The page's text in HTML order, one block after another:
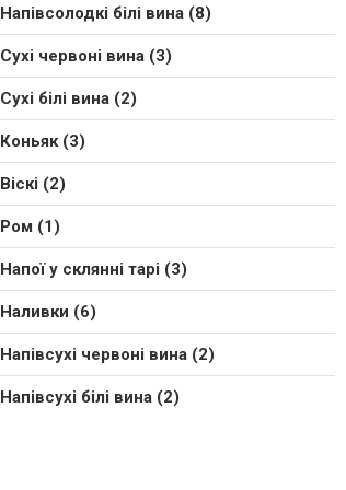
Напівсолодкі білі вина (8)
Сухі червоні вина (3)
Сухі білі вина (2)
Коньяк (3)
Віскі (2)
Ром (1)
Напої у склянні тарі (3)
Наливки (6)
Напівсухі червоні вина (2)
Напівсухі білі вина (2)